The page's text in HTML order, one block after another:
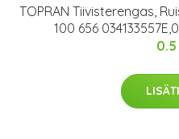
TOPRAN Tiivisterengas,
100 656
0.5